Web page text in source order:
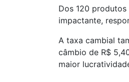
Dos 120
impactante,
A taxa cambial
câmbio de R$
maior